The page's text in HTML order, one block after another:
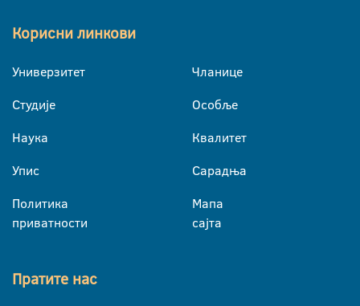
Корисни линкови
Универзитет
Студије
Наука
Упис
Политика
приватности
Чланице
Особље
Квалитет
Сарадња
Мапа
сајта
Пратите нас